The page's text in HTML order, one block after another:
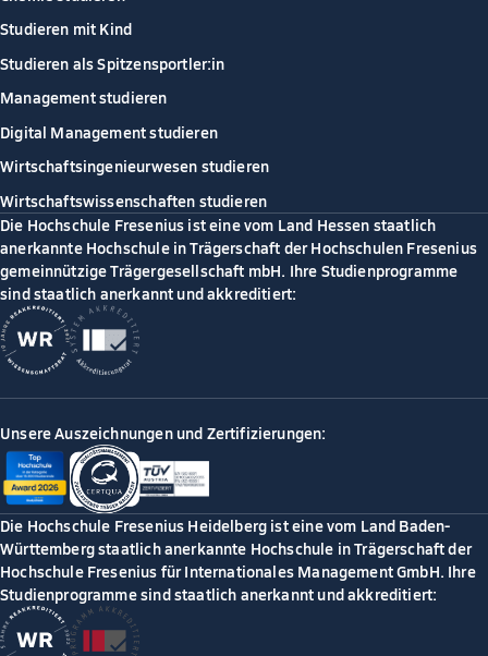
Studieren mit Kind
Studieren als Spitzensportler:in
Management studieren
Digital Management studieren
Wirtschaftsingenieurwesen studieren
Wirtschaftswissenschaften studieren
Die Hochschule Fresenius ist eine vom Land Hessen staatlich
anerkannte Hochschule in Trägerschaft der Hochschulen Fresenius
gemeinnützige Trägergesellschaft mbH. Ihre Studienprogramme
sind staatlich anerkannt und akkreditiert:
Unsere Auszeichnungen und Zertifizierungen:
Die Hochschule Fresenius Heidelberg ist eine vom Land Baden-
Württemberg staatlich anerkannte Hochschule in Trägerschaft der
Hochschule Fresenius für Internationales Management GmbH. Ihre
Studienprogramme sind staatlich anerkannt und akkreditiert: